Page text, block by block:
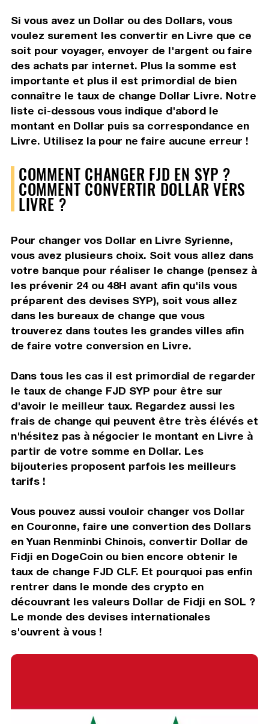
Si vous avez un Dollar ou des Dollars, vous
voulez surement les convertir en Livre que ce
soit pour voyager, envoyer de l'argent ou faire
des achats par internet. Plus la somme est
importante et plus il est primordial de bien
connaître le taux de change Dollar Livre. Notre
liste ci-dessous vous indique d'abord le
montant en Dollar puis sa correspondance en
Livre. Utilisez la pour ne faire aucune erreur !
COMMENT CHANGER FJD EN SYP ?
COMMENT CONVERTIR DOLLAR VERS
LIVRE ?
Pour changer vos Dollar en Livre Syrienne,
vous avez plusieurs choix. Soit vous allez dans
votre banque pour réaliser le change (pensez à
les prévenir 24 ou 48H avant afin qu'ils vous
préparent des devises SYP), soit vous allez
dans les bureaux de change que vous
trouverez dans toutes les grandes villes afin
de faire votre conversion en Livre.
Dans tous les cas il est primordial de regarder
le taux de change FJD SYP pour être sur
d'avoir le meilleur taux. Regardez aussi les
frais de change qui peuvent être très élévés et
n'hésitez pas à négocier le montant en Livre à
partir de votre somme en Dollar. Les
bijouteries proposent parfois les meilleurs
tarifs !
Vous pouvez aussi vouloir changer vos Dollar
en Couronne, faire une convertion des Dollars
en Yuan Renminbi Chinois, convertir Dollar de
Fidji en DogeCoin ou bien encore obtenir le
taux de change FJD CLF. Et pourquoi pas enfin
rentrer dans le monde des crypto en
découvrant les valeurs Dollar de Fidji en SOL ?
Le monde des devises internationales
s'ouvrent à vous !